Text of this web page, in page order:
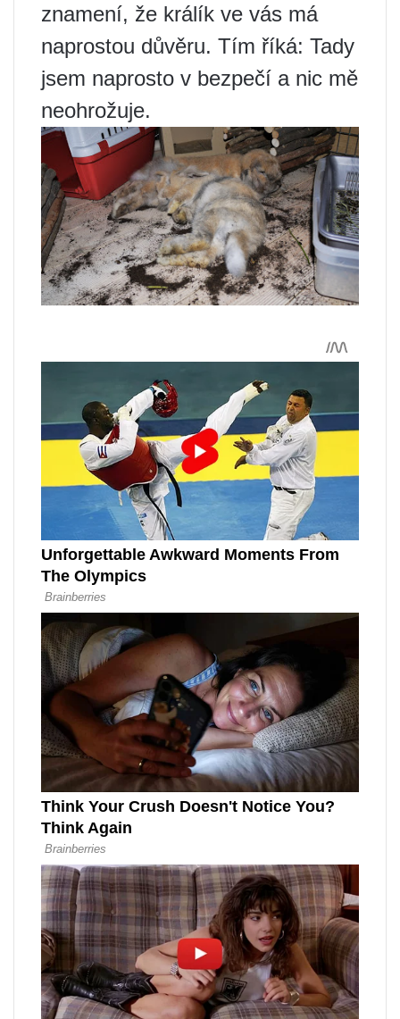
znamení, že králík ve vás má
naprostou důvěru. Tím říká: Tady
jsem naprosto v bezpečí a nic mě
neohrožuje.